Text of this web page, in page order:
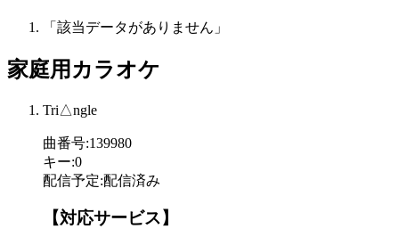
「該当データがありません」
家庭用カラオケ
Tri△ngle
曲番号:139980
キー:0
配信予定:配信済み
【対応サービス】